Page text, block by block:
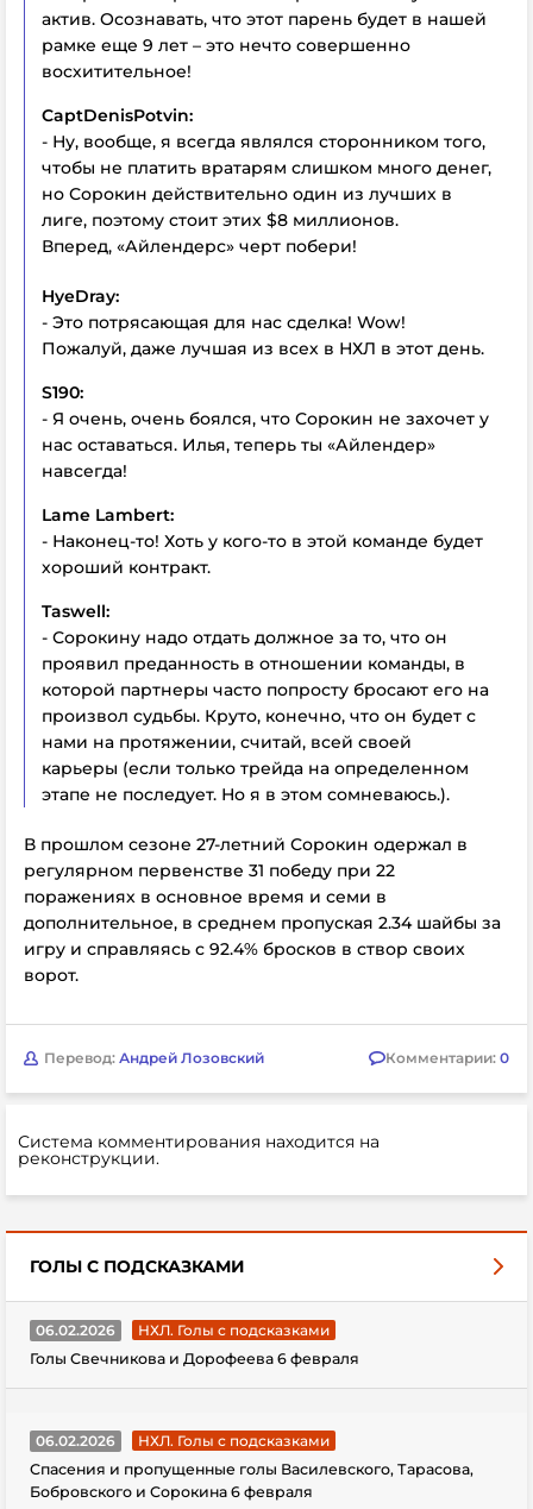
актив. Осознавать, что этот парень будет в нашей
рамке еще 9 лет – это нечто совершенно
восхитительное!
CaptDenisPotvin:
- Ну, вообще, я всегда являлся сторонником того,
чтобы не платить вратарям слишком много денег,
но Сорокин действительно один из лучших в
лиге, поэтому стоит этих $8 миллионов.
Вперед, «Айлендерс» черт побери!
HyeDray:
- Это потрясающая для нас сделка! Wow!
Пожалуй, даже лучшая из всех в НХЛ в этот день.
S190:
- Я очень, очень боялся, что Сорокин не захочет у
нас оставаться. Илья, теперь ты «Айлендер»
навсегда!
Lame Lambert:
- Наконец-то! Хоть у кого-то в этой команде будет
хороший контракт.
Taswell:
- Сорокину надо отдать должное за то, что он
проявил преданность в отношении команды, в
которой партнеры часто попросту бросают его на
произвол судьбы. Круто, конечно, что он будет с
нами на протяжении, считай, всей своей
карьеры (если только трейда на определенном
этапе не последует. Но я в этом сомневаюсь.).
В прошлом сезоне 27-летний Сорокин одержал в
регулярном первенстве 31 победу при 22
поражениях в основное время и семи в
дополнительное, в среднем пропуская 2.34 шайбы за
игру и справляясь с 92.4% бросков в створ своих
ворот.
Перевод: Андрей Лозовский Комментарии: 0
Система комментирования находится на
реконструкции.
ГОЛЫ С ПОДСКАЗКАМИ
06.02.2026
НХЛ. Голы с подсказками
Голы Свечникова и Дорофеева 6 февраля
06.02.2026
НХЛ. Голы с подсказками
Спасения и пропущенные голы Василевского, Тарасова,
Бобровского и Сорокина 6 февраля